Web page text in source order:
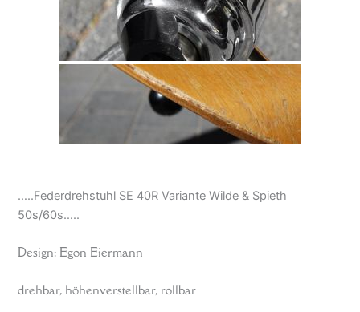
…..Federdrehstuhl SE 40R Variante Wilde & Spieth
50s/60s…..
Design: Egon Eiermann
drehbar, höhenverstellbar, rollbar